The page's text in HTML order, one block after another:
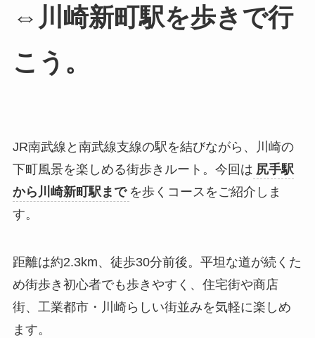
⇔川崎新町駅を歩きで行
こう。
JR南武線と南武線支線の駅を結びながら、川崎の
下町風景を楽しめる街歩きルート。今回は 尻手駅
から川崎新町駅まで を歩くコースをご紹介しま
す。
距離は約2.3km、徒歩30分前後。平坦な道が続くた
め街歩き初心者でも歩きやすく、住宅街や商店
街、工業都市・川崎らしい街並みを気軽に楽しめ
ます。